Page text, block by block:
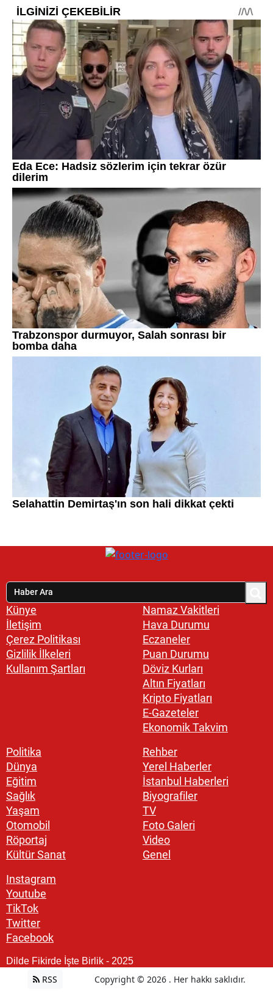
Künye
İletişim
Çerez Politikası
Gizlilik İlkeleri
Kullanım Şartları
Namaz Vakitleri
Hava Durumu
Eczaneler
Puan Durumu
Döviz Kurları
Altın Fiyatları
Kripto Fiyatları
E-Gazeteler
Ekonomik Takvim
Politika
Dünya
Eğitim
Sağlık
Yaşam
Otomobil
Röportaj
Kültür Sanat
Rehber
Yerel Haberler
İstanbul Haberleri
Biyografiler
TV
Foto Galeri
Video
Genel
Instagram
Youtube
TikTok
Twitter
Facebook
Dilde Fikirde İşte Birlik - 2025
RSS Copyright © 2026 . Her hakkı saklıdır.